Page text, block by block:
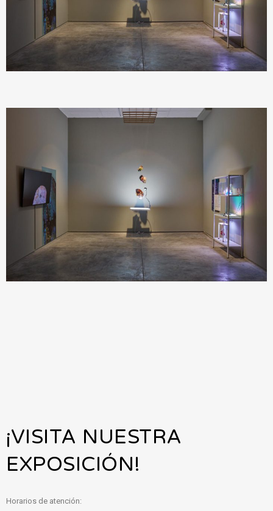
¡VISITA NUESTRA
EXPOSICIÓN!
Horarios de atención: